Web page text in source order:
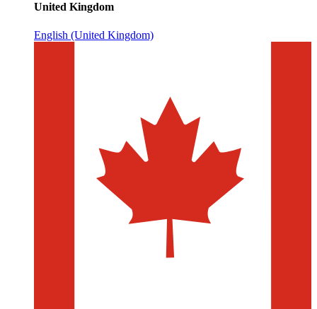
United Kingdom
English (United Kingdom)